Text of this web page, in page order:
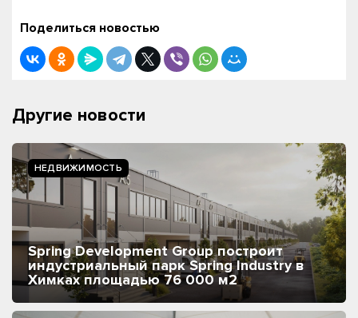
Поделиться новостью
Другие новости
НЕДВИЖИМОСТЬ
Spring Development Group построит
индустриальный парк Spring Industry в
Химках площадью 76 000 м2